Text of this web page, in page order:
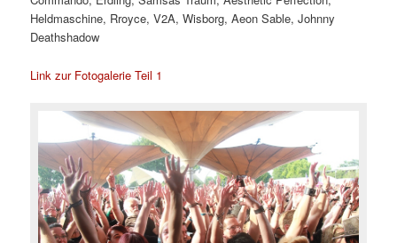
Heldmaschine, Rroyce, V2A, Wisborg, Aeon Sable, Johnny
Deathshadow
Link zur Fotogalerie Teil 1